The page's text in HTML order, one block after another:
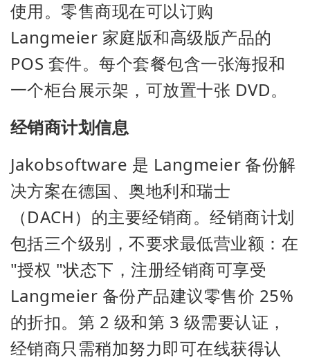
使用。零售商现在可以订购
Langmeier 家庭版和高级版产品的
POS 套件。每个套餐包含一张海报和
一个柜台展示架，可放置十张 DVD。
经销商计划信息
Jakobsoftware 是 Langmeier 备份解
决方案在德国、奥地利和瑞士
（DACH）的主要经销商。经销商计划
包括三个级别，不要求最低营业额：在
"授权 "状态下，注册经销商可享受
Langmeier 备份产品建议零售价 25%
的折扣。第 2 级和第 3 级需要认证，
经销商只需稍加努力即可在线获得认